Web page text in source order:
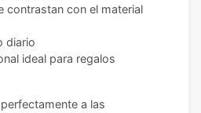
contrastan con el material
diario
ideal para regalos
a las